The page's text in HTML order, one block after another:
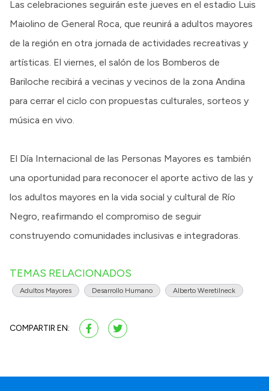
Las celebraciones seguirán este jueves en el estadio Luis
Maiolino de General Roca, que reunirá a adultos mayores
de la región en otra jornada de actividades recreativas y
artísticas. El viernes, el salón de los Bomberos de
Bariloche recibirá a vecinas y vecinos de la zona Andina
para cerrar el ciclo con propuestas culturales, sorteos y
música en vivo.
El Día Internacional de las Personas Mayores es también
una oportunidad para reconocer el aporte activo de las y
los adultos mayores en la vida social y cultural de Río
Negro, reafirmando el compromiso de seguir
construyendo comunidades inclusivas e integradoras.
TEMAS RELACIONADOS
Adultos Mayores Desarrollo Humano Alberto Weretilneck
COMPARTIR EN: